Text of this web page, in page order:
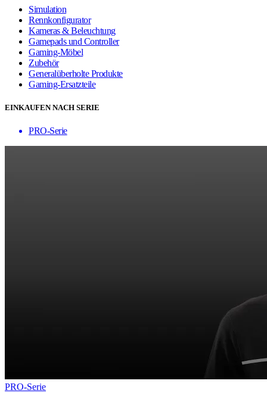
Simulation
Rennkonfigurator
Kameras & Beleuchtung
Gamepads und Controller
Gaming-Möbel
Zubehör
Generalüberholte Produkte
Gaming-Ersatzteile
EINKAUFEN NACH SERIE
PRO-Serie
PRO-Serie